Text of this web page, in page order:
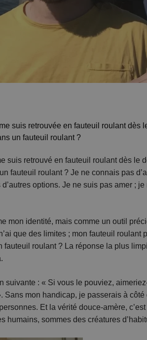
suis retrouvée en fauteuil roulant dès
un fauteuil roulant ?
suis retrouvé en fauteuil roulant dès le
fauteuil roulant ? Je ne connais pas
options. Je ne suis pas amer ; je
mon identité, mais comme un outil
que des limites ; mon fauteuil roulant
fauteuil roulant ? La réponse la plus
suivante : « Si vous le pouviez,
mon handicap, je passerais à côté
Et la vérité douce-amère,
humains, sommes des créatures